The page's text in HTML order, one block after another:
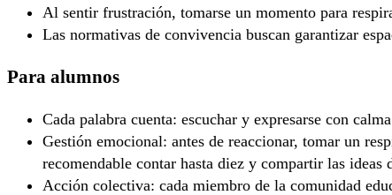
Al sentir frustración, tomarse un momento para
Las normativas de convivencia buscan garantizar
Para alumnos
Cada palabra cuenta: escuchar y expresarse con
Gestión emocional: antes de reaccionar, tomar un
recomendable contar hasta diez y compartir las ideas
Acción colectiva: cada miembro de la comunidad